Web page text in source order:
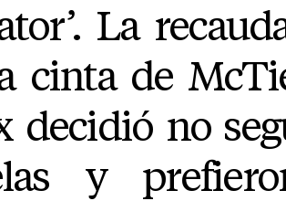
La
cinta de
decidió no
y